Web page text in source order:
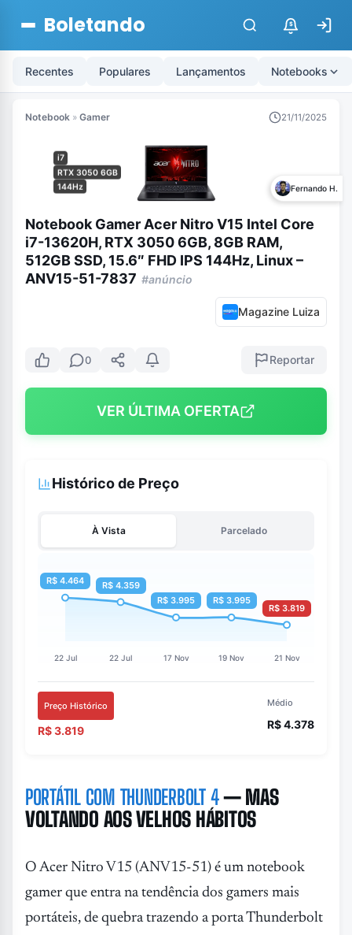
Boletando $
Recentes Populares Lançamentos Notebooks
Notebook » Gamer 21/11/2025
i7
RTX 3050 6GB
144Hz
Fernando H.
Notebook Gamer Acer Nitro V15 Intel Core
i7-13620H, RTX 3050 6GB, 8GB RAM,
512GB SSD, 15.6″ FHD IPS 144Hz, Linux –
ANV15-51-7837 #anúncio
Magazine Luiza
0 Reportar
VER ÚLTIMA OFERTA
Histórico de Preço
À Vista Parcelado
Preço Histórico
R$ 3.819
Médio
R$ 4.378
PORTÁTIL COM THUNDERBOLT 4— MAS
VOLTANDO AOS VELHOS HÁBITOS
O Acer Nitro V15 (ANV15-51) é um notebook
gamer que entra na tendência dos gamers mais
portáteis, de quebra trazendo a porta Thunderbolt